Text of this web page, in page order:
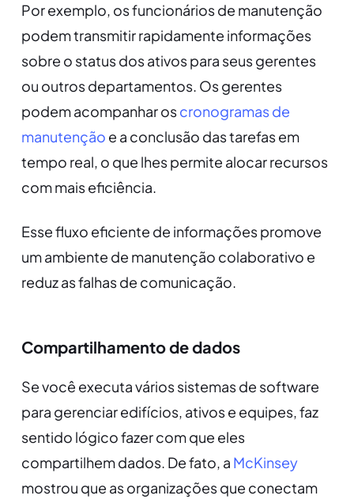
Por exemplo, os funcionários de manutenção
podem transmitir rapidamente informações
sobre o status dos ativos para seus gerentes
ou outros departamentos. Os gerentes
podem acompanhar oscronogramas de
manutenção e a conclusão das tarefas em
tempo real, o que lhes permite alocar recursos
com mais eficiência.
Esse fluxo eficiente de informações promove
um ambiente de manutenção colaborativo e
reduz as falhas de comunicação.
Compartilhamento de dados
Se você executa vários sistemas de software
para gerenciar edifícios, ativos e equipes, faz
sentido lógico fazer com que eles
compartilhem dados. De fato, a McKinsey
mostrou que as organizações que conectam